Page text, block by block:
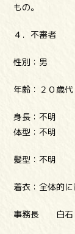
もの。
４．不審者
性別：男
年齢：２０歳代
身長：不明
体型：不明
髪型：不明
着衣：全体的に
事務長 白